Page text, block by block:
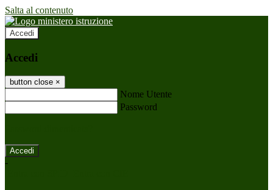
Salta al contenuto
Accedi
Accedi
button close ×
Nome Utente
Password
-